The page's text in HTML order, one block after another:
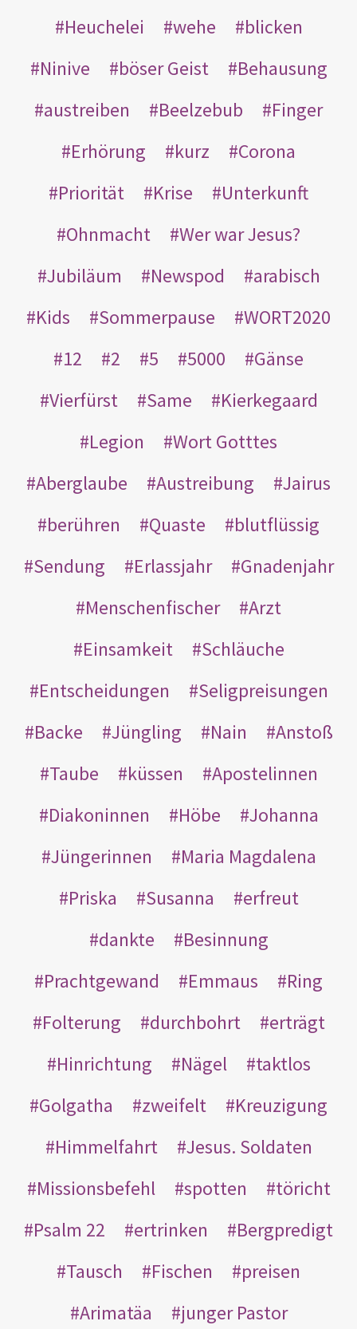
Heuchelei wehe
blicken
Ninive
böser Geist
Behausung
austreiben
Beelzebub
Finger
Erhörung
kurz
Corona
Priorität
Krise
Unterkunft
Ohnmacht
Wer war Jesus?
Jubiläum
Newspod
arabisch
Kids
Sommerpause
WORT2020
12
2 5 5000
Gänse
Vierfürst
Same
Kierkegaard
Legion
Wort Gotttes
Aberglaube
Austreibung
Jairus
berühren
Quaste
blutflüssig
Sendung
Erlassjahr
Gnadenjahr
Menschenfischer
Arzt
Einsamkeit
Schläuche
Entscheidungen
Seligpreisungen
Backe
Jüngling Nain
Anstoß
Taube
küssen
Apostelinnen
Diakoninnen
Höbe
Johanna
Jüngerinnen
Maria Magdalena
Priska
Susanna
erfreut
dankte
Besinnung
Prachtgewand
Emmaus
Ring
Folterung
durchbohrt
erträgt
Hinrichtung
Nägel
taktlos
Golgatha
zweifelt
Kreuzigung
Himmelfahrt
Jesus. Soldaten
Missionsbefehl
spotten
töricht
Psalm 22
ertrinken
Bergpredigt
Tausch
Fischen
preisen
Arimatäa
junger Pastor